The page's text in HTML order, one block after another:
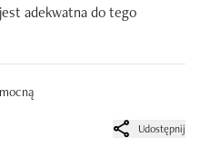
adekwatna do tego
Udostępnij